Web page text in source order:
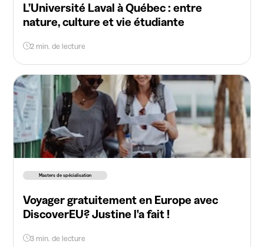
L’Université Laval à Québec : entre
nature, culture et vie étudiante
2 min. de lecture
Masters de spécialisation
Voyager gratuitement en Europe avec
DiscoverEU? Justine l'a fait !
3 min. de lecture